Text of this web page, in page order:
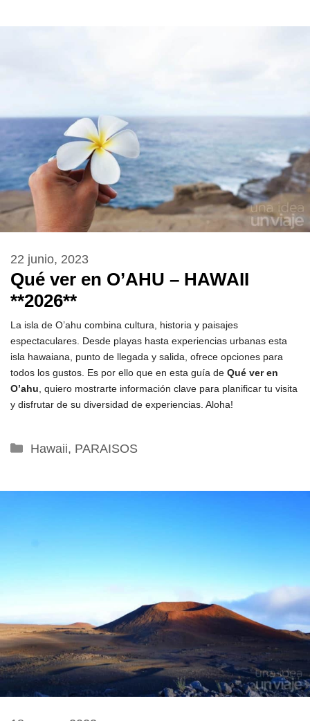
Qué ver en O’AHU – HAWAII
**2026**
22 junio, 2023
La isla de O’ahu combina cultura, historia y paisajes
espectaculares. Desde playas hasta experiencias urbanas esta
isla hawaiana, punto de llegada y salida, ofrece opciones para
todos los gustos. Es por ello que en esta guía de Qué ver en
O’ahu , quiero mostrarte información clave para planificar tu visita
y disfrutar de su diversidad de experiencias. Aloha!
Categorías
Hawaii, PARAISOS